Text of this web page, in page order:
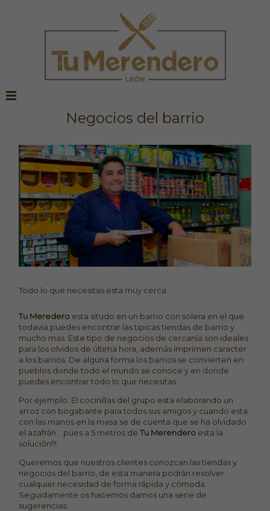
Negocios del barrio
Todo lo que necesitas esta muy cerca
Tu Meredero esta situdo en un barrio con solera en el que
todavia puedes encontrar las tipicas tiendas de barrio y
mucho mas. Este tipo de negocios de cercanía son ideales
para los olvidos de última hora, además imprimen caracter
a los barrios. De alguna forma los barrios se convierten en
pueblos donde todo el mundo se conoce y en donde
puedes encontrar todo lo que necesitas.
Por ejemplo: El cocinillas del grupo esta elaborando un
arroz con bogabante para todos sus amigos y cuando esta
con las manos en la masa se de cuenta que se ha olvidado
el azafrán... pues a 5 metros deTu Merendero esta la
solución!!!
Queremos que nuestros clientes conozcan las tiendas y
negocios del barrio, de esta manera podrán resolver
cualquier necesidad de forma rápida y cómoda.
Seguidamente os hacemos damos una serie de
sugerencias: